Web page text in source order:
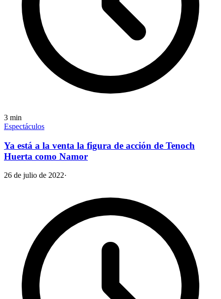
3 min
Espectáculos
Ya está a la venta la figura de acción de Tenoch
Huerta como Namor
26 de julio de 2022·